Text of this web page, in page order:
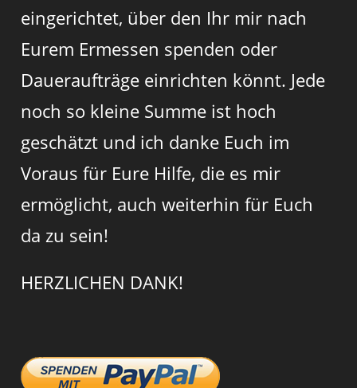
eingerichtet, über den Ihr mir nach
Eurem Ermessen spenden oder
Daueraufträge einrichten könnt. Jede
noch so kleine Summe ist hoch
geschätzt und ich danke Euch im
Voraus für Eure Hilfe, die es mir
ermöglicht, auch weiterhin für Euch
da zu sein!
HERZLICHEN DANK!